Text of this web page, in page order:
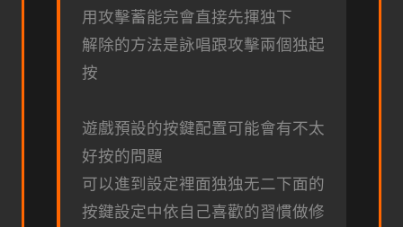
用攻擊蓄能完會直接先揮独下
解除的方法是詠唱跟攻擊兩個独起
按
遊戲預設的按鍵配置可能會有不太
好按的問題
可以進到設定裡面独独无二下面的
按鍵設定中依自己喜歡的習慣做修